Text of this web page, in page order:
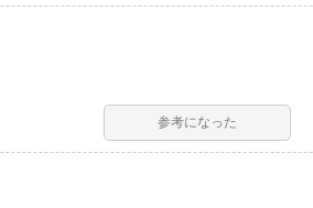
参考になった